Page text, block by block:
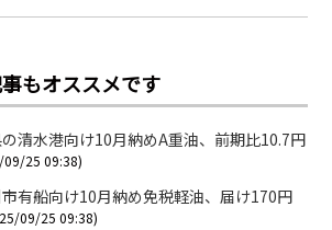
もオススメです
清水港向け10月納めA重油、前期比10.7円
25 09:38)
有船向け10月納め免税軽油、届け170円
09/25 09:38)